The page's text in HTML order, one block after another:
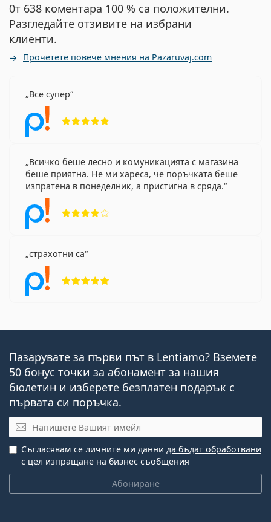
0т 638 коментара 100 % са положителни.
Разгледайте отзивите на избрани
клиенти.
Прочетете повече мнения на Pazaruvaj.com
Все супер
Всичко беше лесно и комуникацията с магазина
беше приятна. Не ми хареса, че поръчката беше
изпратена в понеделник, а пристигна в сряда.
страхотни са
Пазарувате за първи път в Lentiamo? Вземете
50 бонус точки за абонамент за нашия
бюлетин и изберете безплатен подарък с
първата си поръчка.
Имейл
Абониране
Съгласявам се личните ми данни да бъдат обработвани
с цел изпращане на бизнес съобщения